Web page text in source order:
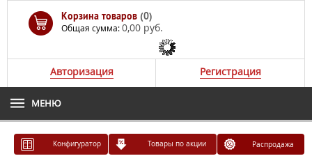
Корзина товаров (0)
Общая сумма:0,00 руб.
Авторизация Регистрация
МЕНЮ
Конфигуратор Товары по акции Распродажа